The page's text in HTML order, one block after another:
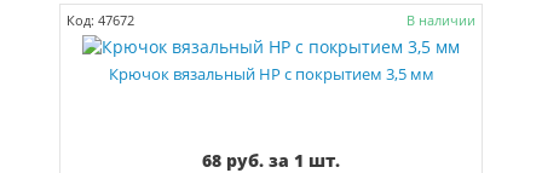
Код: 47672 В наличии
Крючок вязальный HP с покрытием 3,5 мм
68 руб. за 1 шт.